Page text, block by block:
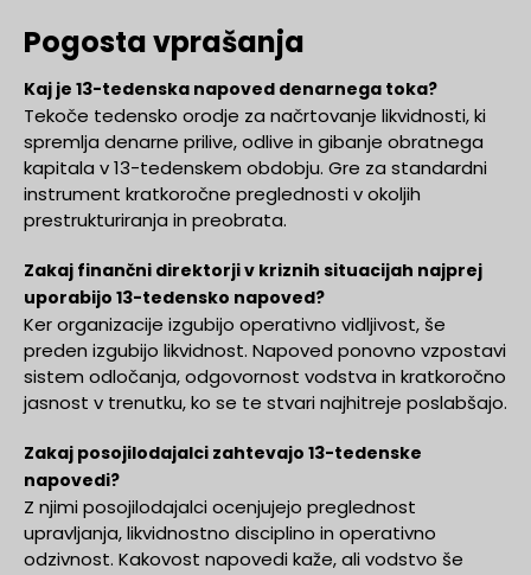
Pogosta vprašanja
Kaj je 13-tedenska napoved denarnega toka?
Tekoče tedensko orodje za načrtovanje likvidnosti, ki
spremlja denarne prilive, odlive in gibanje obratnega
kapitala v 13-tedenskem obdobju. Gre za standardni
instrument kratkoročne preglednosti v okoljih
prestrukturiranja in preobrata.
Zakaj finančni direktorji v kriznih situacijah najprej
uporabijo 13-tedensko napoved?
Ker organizacije izgubijo operativno vidljivost, še
preden izgubijo likvidnost. Napoved ponovno vzpostavi
sistem odločanja, odgovornost vodstva in kratkoročno
jasnost v trenutku, ko se te stvari najhitreje poslabšajo.
Zakaj posojilodajalci zahtevajo 13-tedenske
napovedi?
Z njimi posojilodajalci ocenjujejo preglednost
upravljanja, likvidnostno disciplino in operativno
odzivnost. Kakovost napovedi kaže, ali vodstvo še